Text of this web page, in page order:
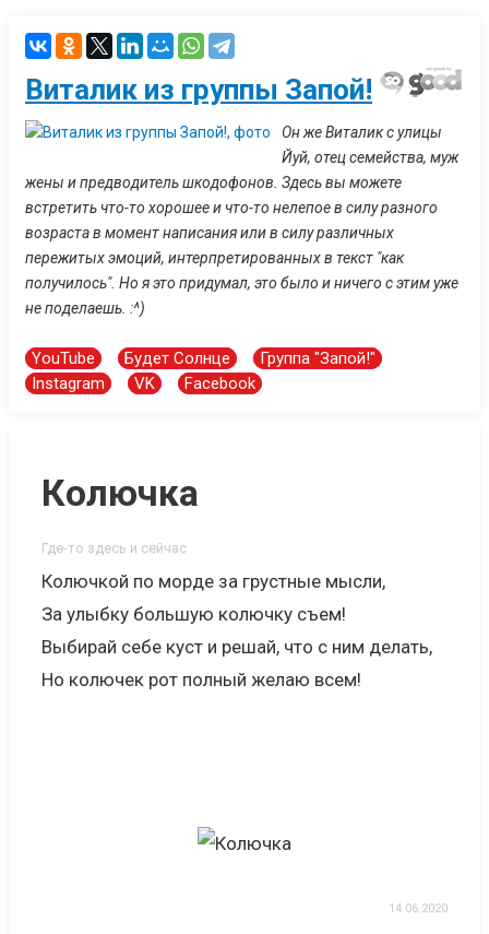
Виталик из группы Запой!
Он же Виталик с улицы
Йуй, отец семейства, муж
жены и предводитель шкодофонов. Здесь вы можете
встретить что-то хорошее и что-то нелепое в силу разного
возраста в момент написания или в силу различных
пережитых эмоций, интерпретированных в текст "как
получилось". Но я это придумал, это было и ничего с этим уже
не поделаешь. :^)
YouTube Будет Солнце
Группа "Запой!"
Instagram
VK Facebook
Колючка
Где-то здесь и сейчас
Колючкой по морде за грустные мысли,
За улыбку большую колючку съем!
Выбирай себе куст и решай, что с ним делать,
Но колючек рот полный желаю всем!
14.06.2020